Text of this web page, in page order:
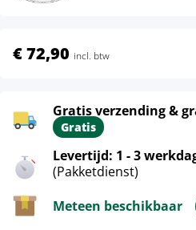
€ 72,90 incl. btw
Gratis verzending &
Gratis
Levertijd: 1 - 3
(Pakketdienst)
Meteen beschikbaar